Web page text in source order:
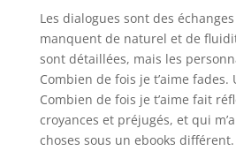
Les dialogues sont des
manquent de naturel et de
sont détaillées, mais les
Combien de fois je t’aime fades.
Combien de fois je t’aime fait
croyances et préjugés, et qui
choses sous un ebooks différent.